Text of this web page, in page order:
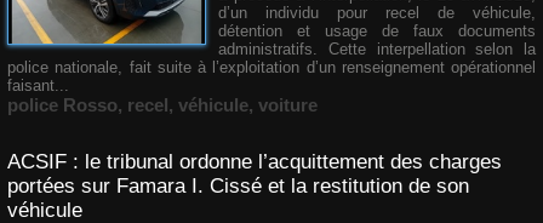
d’un individu pour recel de véhicule,
détention et usage de faux documents
administratifs. Cette interpellation selon la
police nationale, fait suite à l’exploitation d’un renseignement opérationnel
faisant...
police Rosso, recel, véhicule, voiture
ACSIF : le tribunal ordonne l’acquittement des charges
portées sur Famara I. Cissé et la restitution de son
véhicule